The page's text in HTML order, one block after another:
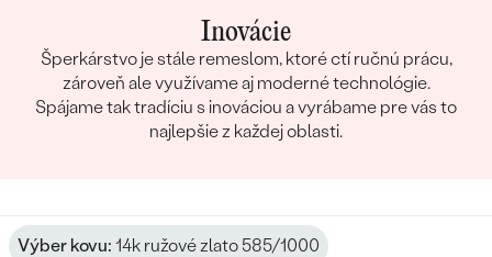
Inovácie
Šperkárstvo je stále remeslom, ktoré ctí ručnú prácu,
zároveň ale využívame aj moderné technológie.
Spájame tak tradíciu s inováciou a vyrábame pre vás to
najlepšie z každej oblasti.
Výber kovu: 14k ružové zlato 585/1000